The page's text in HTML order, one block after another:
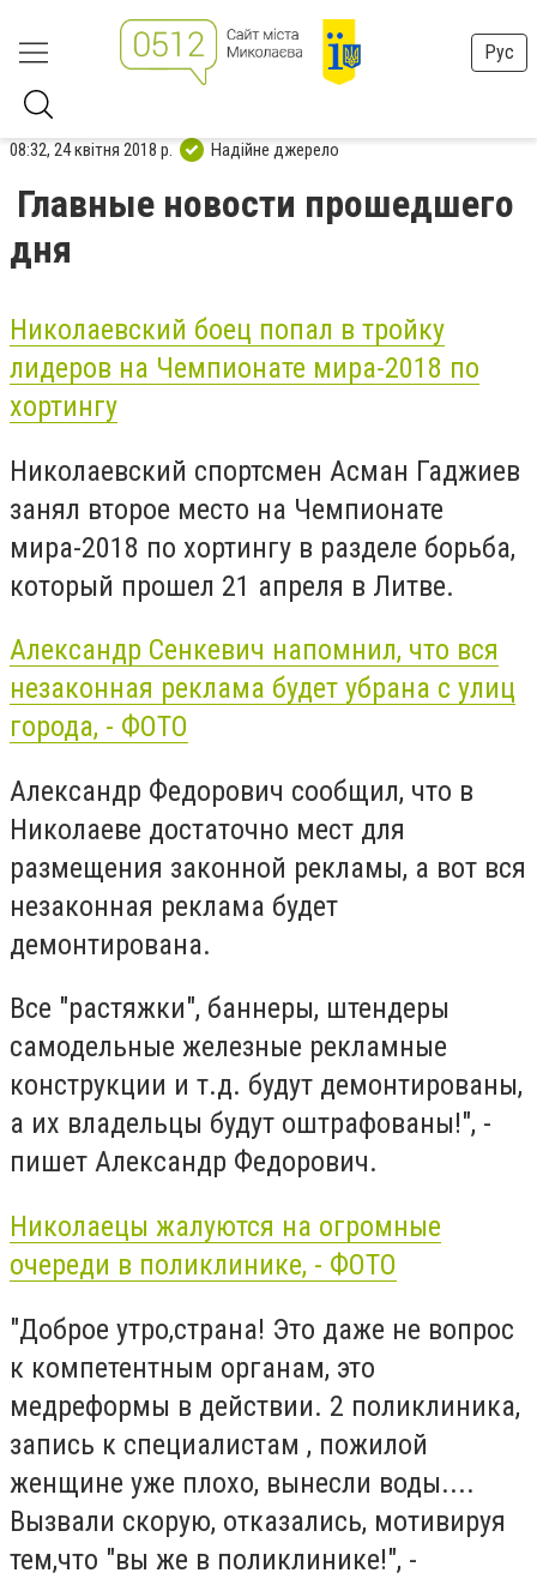
Рус
08:32, 24 квітня 2018 р. Надійне джерело
Главные новости прошедшего
дня
Николаевский боец попал в тройку
лидеров на Чемпионате мира-2018 по
хортингу
Николаевский спортсмен Асман Гаджиев
занял второе место на Чемпионате
мира-2018 по хортингу в разделе борьба,
который прошел 21 апреля в Литве.
Александр Сенкевич напомнил, что вся
незаконная реклама будет убрана с улиц
города, - ФОТО
Александр Федорович сообщил, что в
Николаеве достаточно мест для
размещения законной рекламы, а вот вся
незаконная реклама будет
демонтирована.
Все "растяжки", баннеры, штендеры
самодельные железные рекламные
конструкции и т.д. будут демонтированы,
а их владельцы будут оштрафованы!", -
пишет Александр Федорович.
Николаецы жалуются на огромные
очереди в поликлинике, - ФОТО
"Доброе утро,страна! Это даже не вопрос
к компетентным органам, это
медреформы в действии. 2 поликлиника,
запись к специалистам , пожилой
женщине уже плохо, вынесли воды....
Вызвали скорую, отказались, мотивируя
тем,что "вы же в поликлинике!", -